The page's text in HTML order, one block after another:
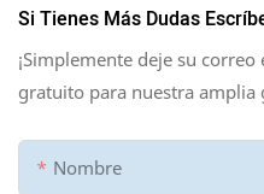
Si Tienes Más Dudas
¡Simplemente deje su
gratuito para nuestra amplia
Nombre